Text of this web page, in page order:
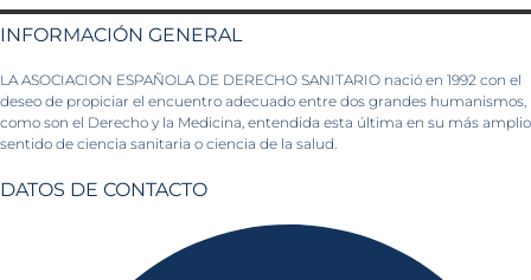
INFORMACIÓN GENERAL
LA ASOCIACION ESPAÑOLA DE DERECHO SANITARIO nació en 1992 con el
deseo de propiciar el encuentro adecuado entre dos grandes humanismos,
como son el Derecho y la Medicina, entendida esta última en su más amplio
sentido de ciencia sanitaria o ciencia de la salud.
DATOS DE CONTACTO